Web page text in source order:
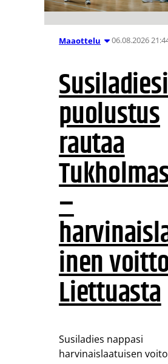
Maaottelu 06.08.2026
puolustus
rautaa
–
inen
Liettuasta
Susiladies nappasi
harvinaislaatuisen